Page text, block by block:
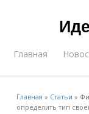
Главная
Главная » Статьи »
определить тип